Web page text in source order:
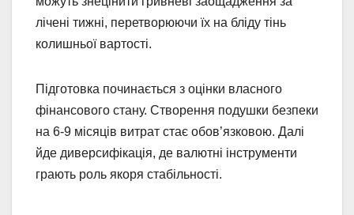
лічені тижні, перетворюючи їх на бліду тінь
колишньої вартості.
Підготовка починається з оцінки власного
фінансового стану. Створення подушки безпеки
на 6-9 місяців витрат стає обов’язковою. Далі
йде диверсифікація, де валютні інструменти
грають роль якоря стабільності.